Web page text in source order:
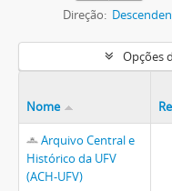
Direção:
Opções
Nome
Arquivo Central e
Histórico da UFV
(ACH-UFV)